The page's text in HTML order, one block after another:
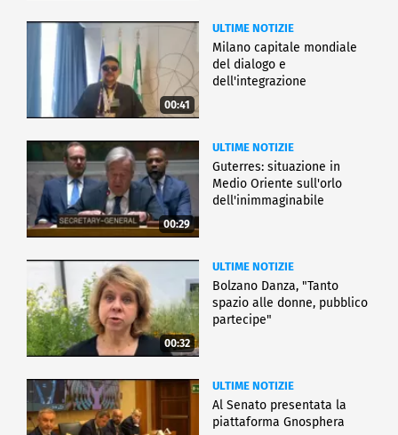
00:41
ULTIME NOTIZIE
Milano capitale mondiale
del dialogo e
dell'integrazione
00:29
ULTIME NOTIZIE
Guterres: situazione in
Medio Oriente sull'orlo
dell'inimmaginabile
00:32
ULTIME NOTIZIE
Bolzano Danza, "Tanto
spazio alle donne, pubblico
partecipe"
ULTIME NOTIZIE
Al Senato presentata la
piattaforma Gnosphera